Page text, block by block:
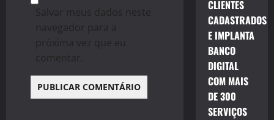
Salvar meus dados neste
navegador para a
próxima vez que eu
comentar.
CLIENTES
CADASTRADOS
E IMPLANTA
BANCO
DIGITAL
COM MAIS
DE 300
SERVIÇOS